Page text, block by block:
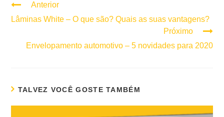
Continuar
lendo
Anterior
Lâminas White – O que são? Quais as suas vantagens?
Próximo
Envelopamento automotivo – 5 novidades para 2020
TALVEZ VOCÊ GOSTE TAMBÉM